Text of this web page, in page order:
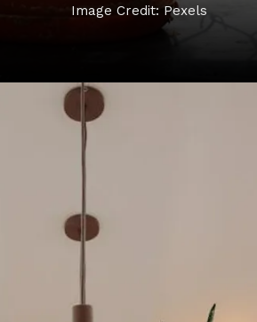
Image Credit: Pexels